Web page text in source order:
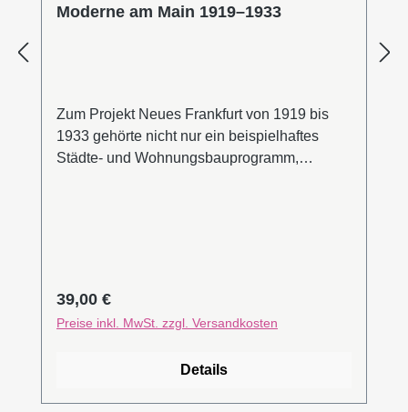
Moderne am Main 1919–1933
Zum Projekt Neues Frankfurt von 1919 bis
1933 gehörte nicht nur ein beispielhaftes
Städte- und Wohnungsbauprogramm,
forcierten Industrialisierung ging es darum,
eine neue urbane Gesellschaft zu formen. Die
Main 1919–1933“ wollen mit bekannten und
Regulärer Preis:
39,00 €
Preise inkl. MwSt. zzgl. Versandkosten
Details